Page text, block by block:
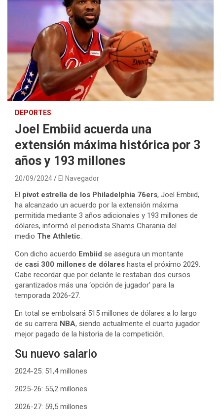
DEPORTES
Joel Embiid acuerda una
extensión máxima histórica por 3
años y 193 millones
20/09/2024 El Navegador
El pívot estrella de los Philadelphia 76ers, Joel Embiid,
ha alcanzado un acuerdo por la extensión máxima
permitida mediante 3 años adicionales y 193 millones de
dólares, informó el periodista Shams Charania del
medio The Athletic.
Con dicho acuerdo Embiid se asegura un montante
de casi 300 millones de dólares hasta el próximo 2029.
Cabe recordar que por delante le restaban dos cursos
garantizados más una ‘opción de jugador’ para la
temporada 2026-27.
En total se embolsará 515 millones de dólares a lo largo
de su carrera NBA, siendo actualmente el cuarto jugador
mejor pagado de la historia de la competición.
Su nuevo salario
2024-25: 51,4 millones
2025-26: 55,2 millones
2026-27: 59,5 millones